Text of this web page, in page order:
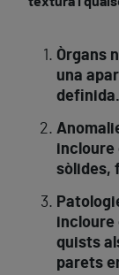
Òrgans
una
definida.
sòlides,
quists
parets